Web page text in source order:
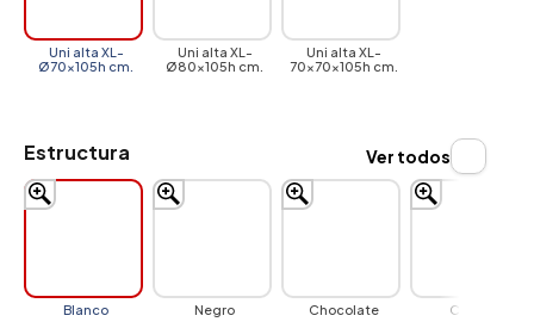
Uni alta XL-
Ø70x105h cm.
Uni alta XL-
Ø80x105h cm.
Uni alta XL-
70x70x105h cm.
Estructura
Blanco Negro Chocolate Crema
Ver todos